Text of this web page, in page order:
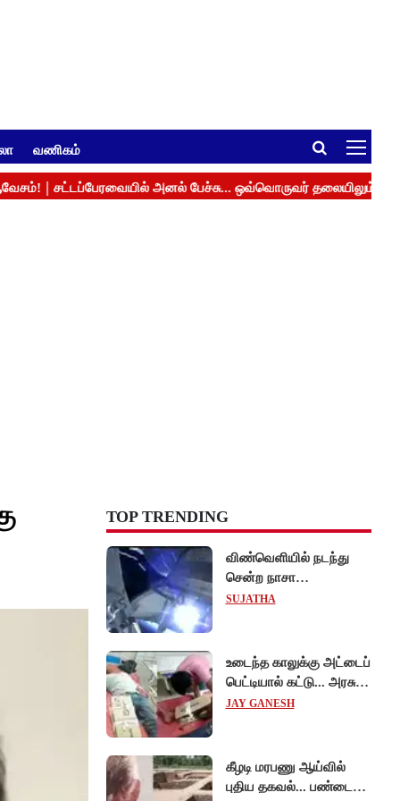
வணிகம்
TOP TRENDING
விண்வெளியில் நடந்து
சென்ற நாசா
விஞ்ஞானிகள்
SUJATHA
உடைந்த காலுக்கு அட்டைப்
பெட்டியால் கட்டு... அரசு
மருத்துவமனையில்
JAY GANESH
கீழடி மரபணு ஆய்வில்
புதிய தகவல்... பண்டைய